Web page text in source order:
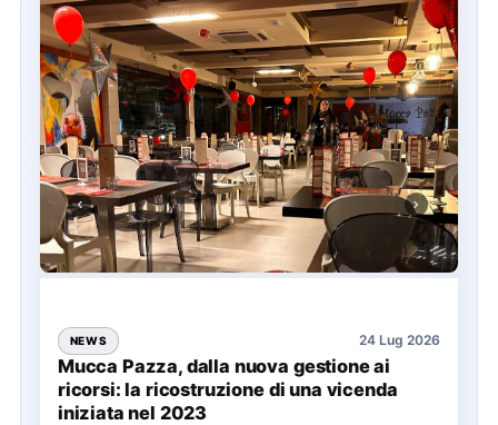
NEWS 24 Lug 2026
Mucca Pazza, dalla nuova gestione ai
ricorsi: la ricostruzione di una vicenda
iniziata nel 2023